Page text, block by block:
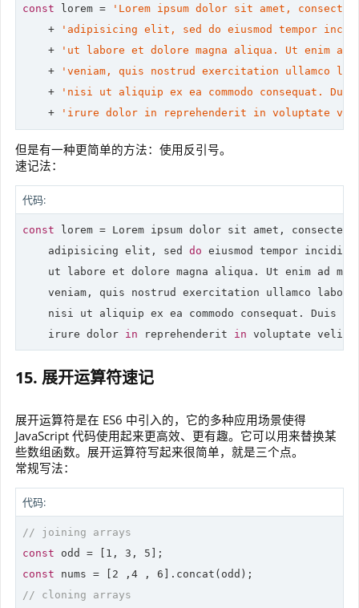
const lorem =
'Lorem ipsum dolor sit amet,
    +
'adipisicing elit, sed do eiusmod tempor
    +
'ut labore et dolore magna aliqua. Ut enim ad
    +
'veniam, quis nostrud exercitation ullamco
    +
'nisi ut aliquip ex ea commodo consequat.
    +
'irure dolor in reprehenderit in voluptate
但是有一种更简单的方法：使用反引号。
速记法：
代码:
const lorem = Lorem ipsum dolor sit amet,
    adipisicing elit, sed
do eiusmod tempor
ut labore et dolore magna aliqua. Ut enim ad
veniam, quis nostrud exercitation ullamco
nisi ut aliquip ex ea commodo consequat. Duis
    irure dolor
in reprehenderit in voluptate velit
15. 展开运算符速记
展开运算符是在 ES6 中引入的，它的多种应用场景使得
JavaScript 代码使用起来更高效、更有趣。它可以用来替换某
些数组函数。展开运算符写起来很简单，就是三个点。
常规写法：
代码:
// joining arrays
const odd = [ 1 , 3 , 5
const nums = [ 2 , 4 , 6
// cloning arrays